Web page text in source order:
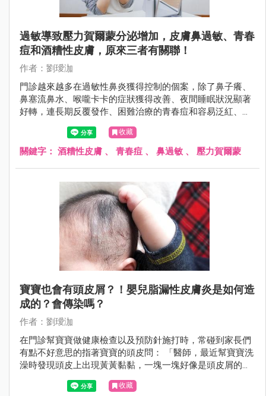
過敏導致壓力賀爾蒙分泌增加，皮膚鼻過敏、青春
痘和酒糟性皮膚，原來三者有關聯！
作者：劉璦泇
門診越來越多在過敏性鼻炎獲得控制的個案，除了鼻子癢、
鼻塞流鼻水、喉嚨卡卡的症狀獲得改善、夜間睡眠狀況顯著
好轉，連長期反覆發作、困難治療的青春痘和容易泛紅、毛
孔粗大的酒糟性皮膚，在規律治療後都有明顯進步。最重要
的是，患者的生活品質也因此獲得極大的改善。
收藏
關鍵字： 酒糟性皮膚 、 青春痘 、 鼻過敏 、 壓力賀爾蒙
寶寶也會有頭皮屑？！嬰兒脂漏性皮膚炎是如何造
成的？會傳染嗎？
作者：劉璦泇
在門診幫寶寶做健康檢查以及預防針施打時，常碰到家長們
有點不好意思的指著寶寶的頭皮問： 「醫師，最近幫寶寶洗
澡時發現頭皮上出現黃黃黏黏，一塊一塊好像是頭皮屑的東
西......請問這麼小就有頭皮屑正常嗎？是不是我們在清潔上有
什麼沒注意到的？」
收藏